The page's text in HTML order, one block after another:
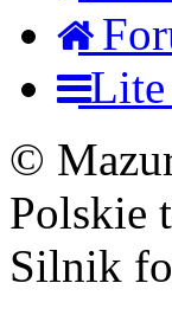
Lite
©
Polskie
Silnik